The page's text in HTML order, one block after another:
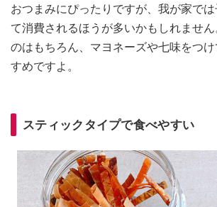
おつまみにぴったりですが、我が家で
て消費されるほうが多いかもしれませ
のはもちろん、マヨネーズや七味をつ
すめですよ。
スティックタイプで食べやすい